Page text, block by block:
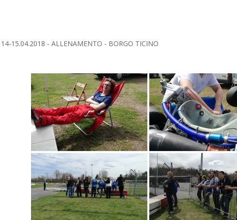
14-15.04.2018 - ALLENAMENTO - BORGO TICINO